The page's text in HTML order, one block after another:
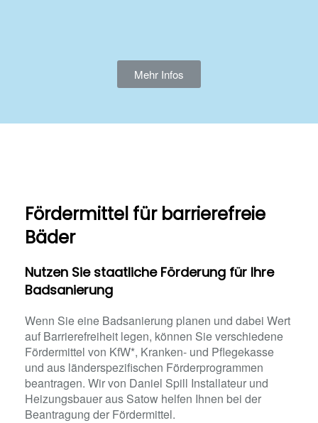
Mehr Infos
Fördermittel für barrierefreie
Bäder
Nutzen Sie staatliche Förderung für Ihre
Badsanierung
Wenn Sie eine Badsanierung planen und dabei Wert
auf Barrierefreiheit legen, können Sie verschiedene
Fördermittel von KfW*, Kranken- und Pflegekasse
und aus länderspezifischen Förderprogrammen
beantragen. Wir von Daniel Spill Installateur und
Heizungsbauer aus Satow helfen Ihnen bei der
Beantragung der Fördermittel.